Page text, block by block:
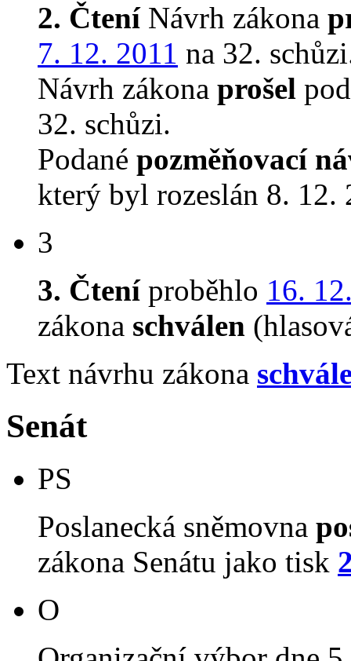
2. ČteníNávrh zákona
7. 12. 2011 na 32.
Návrh zákona prošel
32. schůzi.
Podané pozměňovací
který byl rozeslán 8. 12.
3
3. Čteníproběhlo 16.
zákona schválen
Text návrhu zákona
Senát
PS
Poslanecká sněmovna
zákona Senátu jako tisk
O